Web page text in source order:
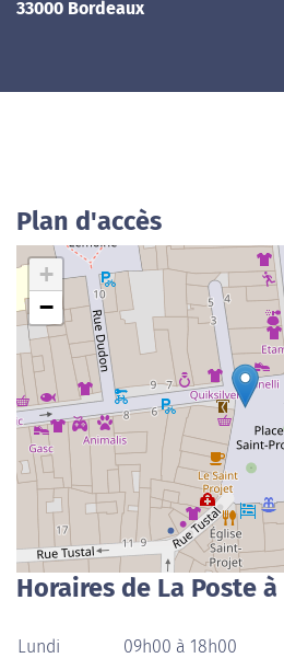
33000 Bordeaux
Plan d'accès
+
−
Horaires de La Poste
Lundi
09h00 à 18h00